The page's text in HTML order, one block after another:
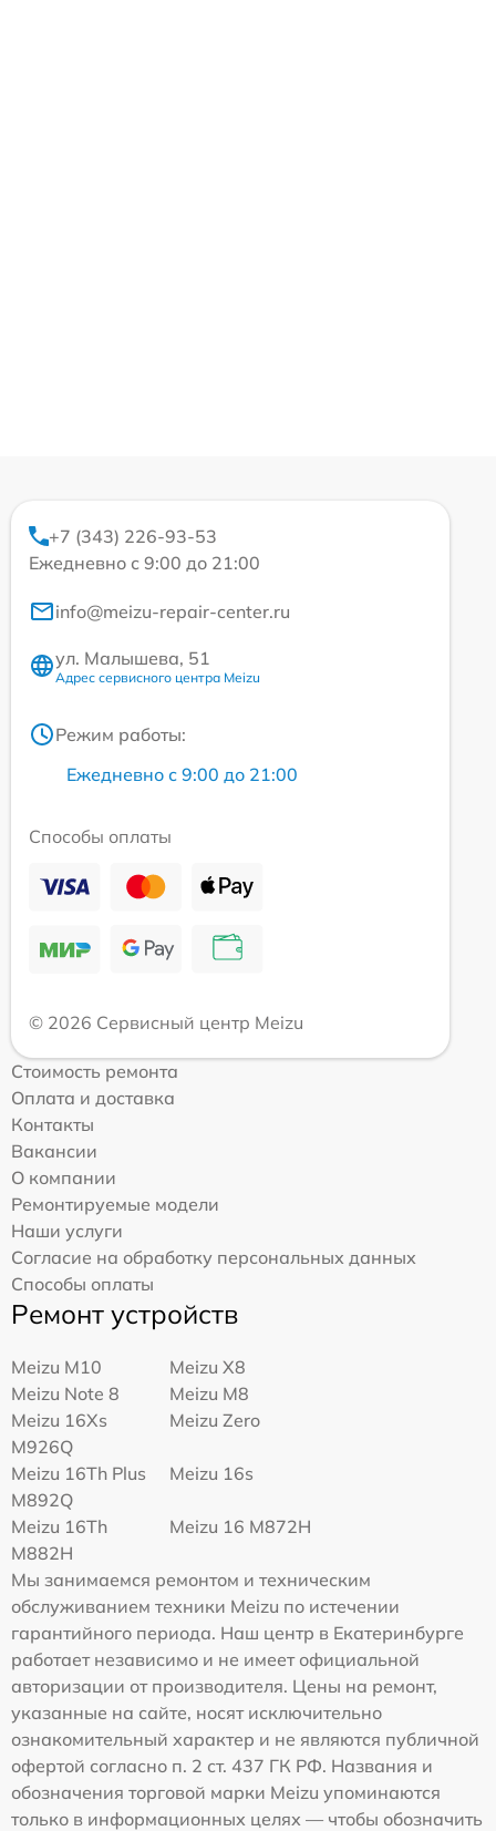
+7 (343) 226-93-53
Ежедневно с 9:00 до 21:00
info@meizu-repair-center.ru
ул. Малышева, 51
Адрес сервисного центра Meizu
Режим работы:
Ежедневно с 9:00 до 21:00
Способы оплаты
© 2026 Сервисный центр Meizu
Стоимость ремонта
Оплата и доставка
Контакты
Вакансии
О компании
Ремонтируемые модели
Наши услуги
Согласие на обработку персональных данных
Способы оплаты
Ремонт устройств
Meizu M10
Meizu X8
Meizu Note 8
Meizu M8
Meizu 16Xs
M926Q
Meizu Zero
Meizu 16Th Plus
M892Q
Meizu 16s
Meizu 16Th
M882H
Meizu 16 M872H
Мы занимаемся ремонтом и техническим
обслуживанием техники Meizu по истечении
гарантийного периода. Наш центр в Екатеринбурге
работает независимо и не имеет официальной
авторизации от производителя. Цены на ремонт,
указанные на сайте, носят исключительно
ознакомительный характер и не являются публичной
офертой согласно п. 2 ст. 437 ГК РФ. Названия и
обозначения торговой марки Meizu упоминаются
только в информационных целях — чтобы обозначить